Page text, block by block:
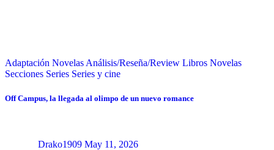
Adaptación Novelas Análisis/Reseña/Review Libros Novelas
Secciones Series Series y cine
Off Campus, la llegada al olimpo de un nuevo romance
Drako1909 May 11, 2026